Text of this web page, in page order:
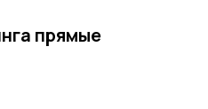
прямые